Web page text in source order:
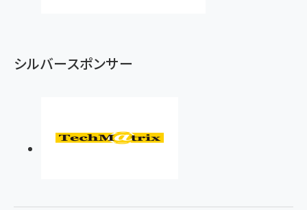
シルバースポンサー